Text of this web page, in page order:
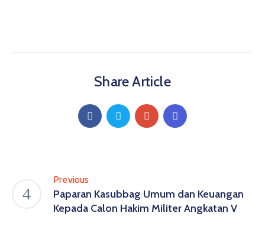
Share Article
Previous
Paparan Kasubbag Umum dan Keuangan
Kepada Calon Hakim Militer Angkatan V